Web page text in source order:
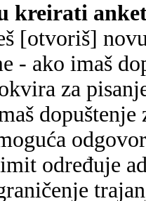
kreirati
[otvoriš]
- ako imaš
za
određuje